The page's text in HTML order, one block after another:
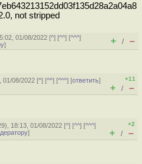
not stripped
01/08/2022 [^] [^^] [^^^]
] + / –
01/08/2022 [^] [^^] [^^^] [ответить]
+11
+ / –
), 18:13, 01/08/2022 [^] [^^] [^^^]
]
+2
+ / –